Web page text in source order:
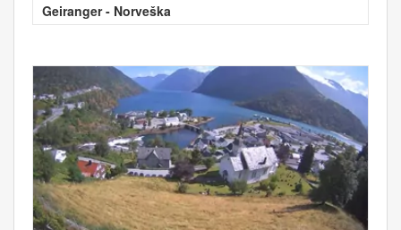
Geiranger - Norveška